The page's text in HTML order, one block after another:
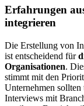
Erfahrungen
integrieren
Die Erstellung von
ist entscheidend für
Organisationen.
stimmt mit den
Unternehmen sollten
Interviews mit